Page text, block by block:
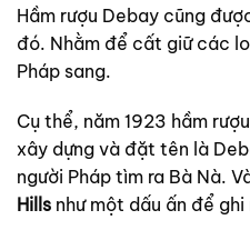
Hầm rượu Debay cũng
đó. Nhằm để cất giữ các
Pháp sang.
Cụ thể, năm 1923 hầm
xây dựng và đặt tên là
người Pháp tìm ra Bà Nà.
Hills như một dấu ấn để